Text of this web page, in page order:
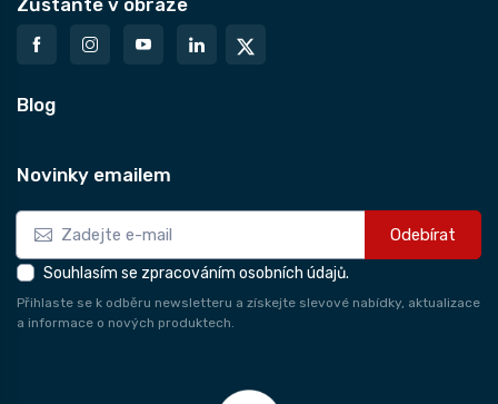
Blog
Novinky emailem
Odebírat
Souhlasím se zpracováním osobních údajů.
Přihlaste se k odběru newsletteru a získejte slevové nabídky, aktualizace
a informace o nových produktech.